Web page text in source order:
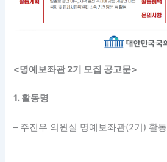
<명예보좌관 2기 모집 공고문>
1. 활동명
– 주진우 의원실 명예보좌관(2기) 활동